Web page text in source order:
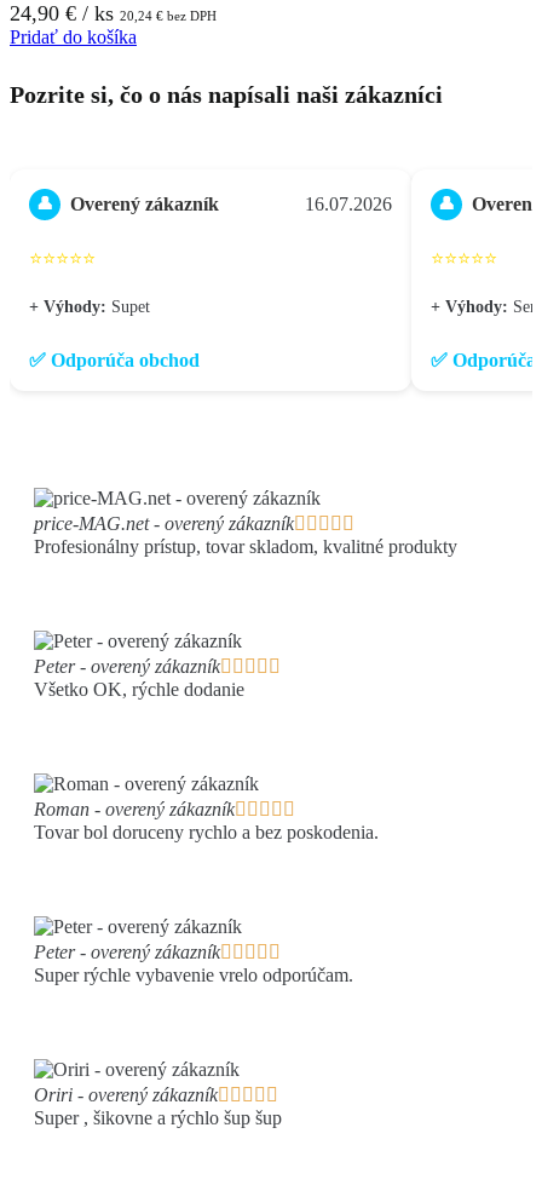
24,90 € / ks 20,24 € bez DPH
Pridať do košíka
Pozrite si, čo o nás napísali naši zákazníci
👤 Overený zákazník 16.07.2026
⭐⭐⭐⭐⭐
+ Výhody: Supet
✅ Odporúča obchod
👤
⭐⭐⭐⭐⭐
+ Výhody:
✅ Odporúča
price-MAG.net - overený zákazník    
Profesionálny prístup, tovar skladom, kvalitné produkty
Peter - overený zákazník    
Všetko OK, rýchle dodanie
Roman - overený zákazník    
Tovar bol doruceny rychlo a bez poskodenia.
Peter - overený zákazník    
Super rýchle vybavenie vrelo odporúčam.
Oriri - overený zákazník    
Super , šikovne a rýchlo šup šup